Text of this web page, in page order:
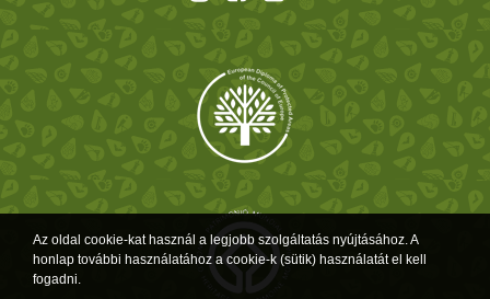
Az oldal cookie-kat használ a legjobb szolgáltatás nyújtásához. A
honlap további használatához a cookie-k (sütik) használatát el kell
fogadni.